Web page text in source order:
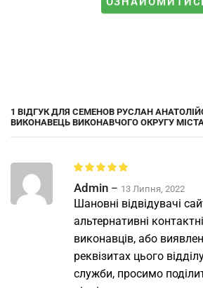
1 ВІДГУК ДЛЯ СЕМЕНОВ РУСЛАН
ВИКОНАВЕЦЬ ВИКОНАВЧОГО ОКРУГУ
Admin – 13 Липня, 2022
Шановні відвідувачі
альтернативні
виконавців, або
реквізитах цього
служби, просимо